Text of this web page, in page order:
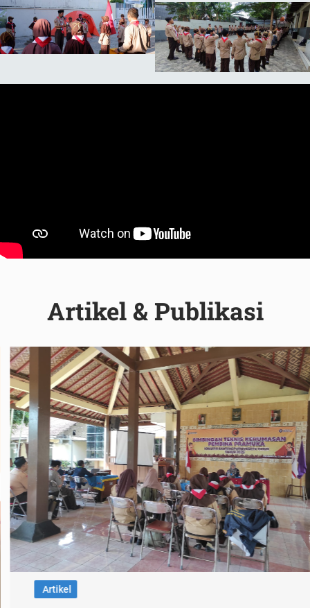
Artikel & Publikasi
Artikel